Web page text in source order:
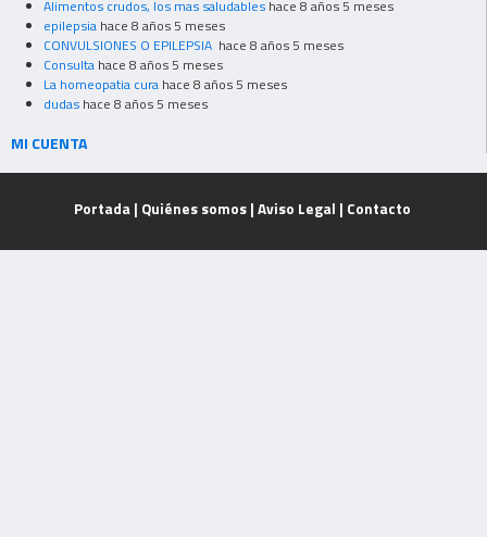
Alimentos crudos, los mas saludables hace 8 años 5 meses
epilepsia hace 8 años 5 meses
CONVULSIONES O EPILEPSIA hace 8 años 5 meses
Consulta hace 8 años 5 meses
La homeopatia cura hace 8 años 5 meses
dudas hace 8 años 5 meses
MI CUENTA
Portada | Quiénes somos| Aviso Legal | Contacto